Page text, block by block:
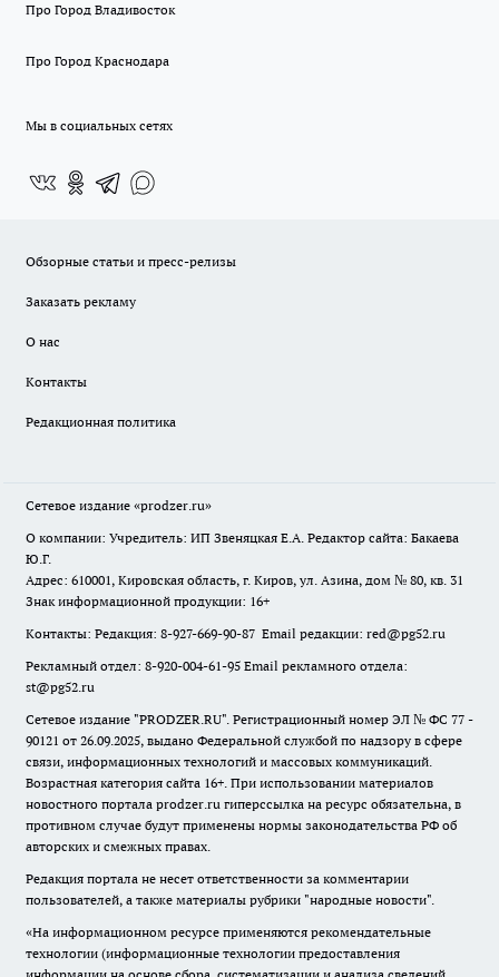
Про Город Владивосток
Про Город Краснодара
Мы в социальных сетях
Обзорные статьи и пресс-релизы
Заказать рекламу
О нас
Контакты
Редакционная политика
Сетевое издание «prodzer.ru»
О компании: Учредитель: ИП Звеняцкая Е.А. Редактор сайта: Бакаева
Ю.Г.
Адрес: 610001, Кировская область, г. Киров, ул. Азина, дом № 80, кв. 31
Знак информационной продукции: 16+
Контакты: Редакция: 8-927-669-90-87 Email редакции: red@pg52.ru
Рекламный отдел: 8-920-004-61-95 Email рекламного отдела:
st@pg52.ru
Сетевое издание "PRODZER.RU". Регистрационный номер ЭЛ № ФС 77 -
90121 от 26.09.2025, выдано Федеральной службой по надзору в сфере
связи, информационных технологий и массовых коммуникаций.
Возрастная категория сайта 16+. При использовании материалов
новостного портала prodzer.ru гиперссылка на ресурс обязательна, в
противном случае будут применены нормы законодательства РФ об
авторских и смежных правах.
Редакция портала не несет ответственности за комментарии
пользователей, а также материалы рубрики "народные новости".
«На информационном ресурсе применяются рекомендательные
технологии (информационные технологии предоставления